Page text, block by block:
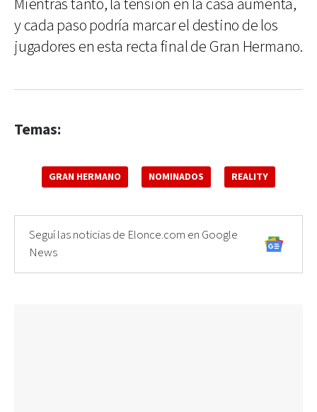
Mientras tanto, la tensión en la casa aumenta,
y cada paso podría marcar el destino de los
jugadores en esta recta final de Gran Hermano.
Temas:
GRAN HERMANO NOMINADOS REALITY
Seguí las noticias de Elonce.com en Google
News